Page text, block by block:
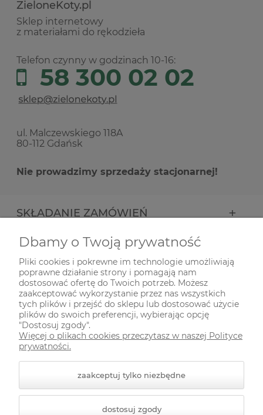
ZieloneKoty.pl
Sklep internetowy
z materiałami do rękodzieła
Telefon czynny w godzinach 10-16:
58 300 02 02
ul. Malczewskiego 118A
80-112 Gdańsk
Nie prowadzimy sprzedaży stacjonarnej!
SKŁADANIE ZAMÓWIEŃ
INFORMACJE
ODWIEDŹ NAS NA
Dbamy o Twoją prywatność
Pliki cookies i pokrewne im technologie umożliwiają
poprawne działanie strony i pomagają nam
dostosować ofertę do Twoich potrzeb. Możesz
zaakceptować wykorzystanie przez nas wszystkich
tych plików i przejść do sklepu lub dostosować użycie
plików do swoich preferencji, wybierając opcję
"Dostosuj zgody".
Więcej o plikach cookies przeczytasz w naszej Polityce
prywatności.
zaakceptuj tylko niezbędne
dostosuj zgody